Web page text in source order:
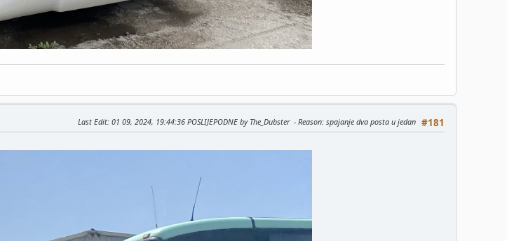
#181
Last Edit: 01 09, 2024, 19:44:36 POSLIJEPODNE by The_Dubster Reason: spajanje dva posta u jedan